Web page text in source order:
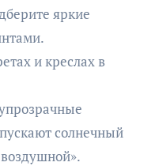
яркие
и креслах в
солнечный